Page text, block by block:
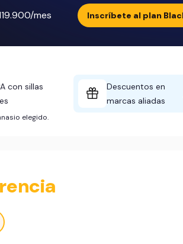
mes Inscríbete al plan
con sillas
Descuentos en
marcas aliadas
elegido.